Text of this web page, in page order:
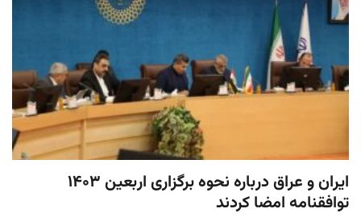
ایران و عراق درباره نحوه برگزاری اربعین ۱۴۰۳
توافقنامه امضا کردند